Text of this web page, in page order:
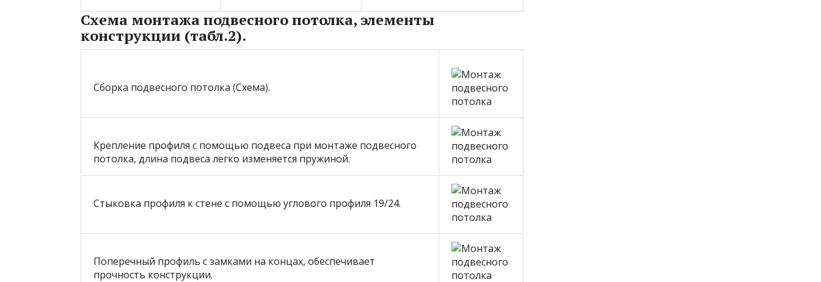
Схема монтажа подвесного потолка, элементы
конструкции (табл.2).
Сборка подвесного потолка (Схема).
Крепление профиля с помощью подвеса при монтаже подвесного
потолка, длина подвеса легко изменяется пружиной.
Стыковка профиля к стене с помощью углового профиля 19/24.
Поперечный профиль с замками на концах, обеспечивает
прочность конструкции.